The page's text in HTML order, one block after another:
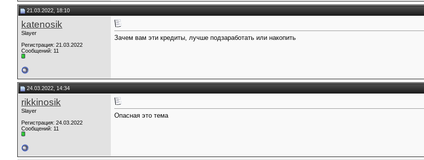
21.03.2022, 18:10
katenosik
Slayer
Регистрация: 21.03.2022
Сообщений: 11
Зачем вам эти кредиты, лучше подзаработать или накопить
24.03.2022, 14:34
rikkinosik
Slayer
Регистрация: 24.03.2022
Сообщений: 11
Опасная это тема